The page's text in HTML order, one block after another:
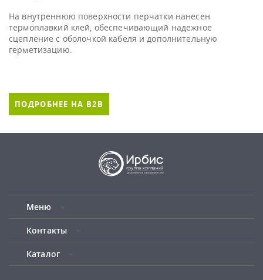
На внутреннюю поверхности перчатки нанесен
термоплавкий клей, обеспечивающий надежное
сцепление с оболочкой кабеля и дополнительную
герметизацию.
ПОДРОБНЕЕ НА B2B
Меню
Контакты
Каталог